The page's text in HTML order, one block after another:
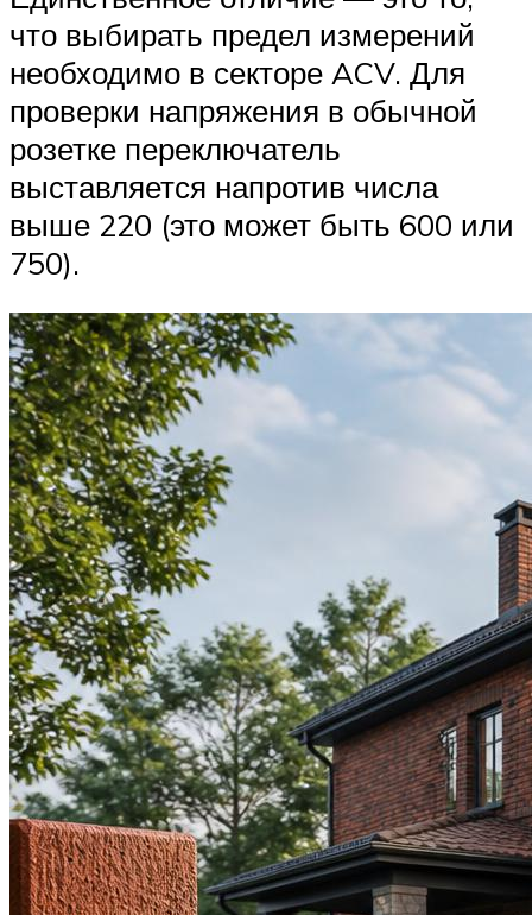
что выбирать предел измерений
необходимо в секторе ACV. Для
проверки напряжения в обычной
розетке переключатель
выставляется напротив числа
выше 220 (это может быть 600 или
750).